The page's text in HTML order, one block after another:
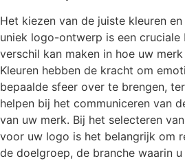
Het kiezen van de juiste kleuren
uniek logo-ontwerp is een cruciale
verschil kan maken in hoe uw
Kleuren hebben de kracht om
bepaalde sfeer over te brengen,
helpen bij het communiceren van
van uw merk. Bij het selecteren
voor uw logo is het belangrijk om
de doelgroep, de branche waarin